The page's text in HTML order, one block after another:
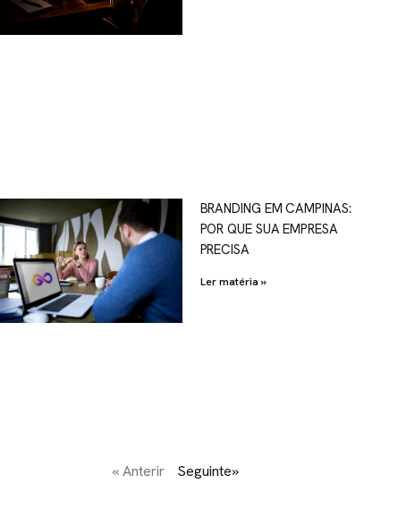
BRANDING EM CAMPINAS:
POR QUE SUA EMPRESA
PRECISA
Ler matéria »
« Anterir Seguinte»